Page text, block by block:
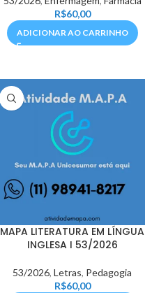
R$60,00
ADICIONAR AO CARRINHO
MAPA LITERATURA EM LÍNGUA
INGLESA I 53/2026
53/2026, Letras, Pedagogia
R$60,00